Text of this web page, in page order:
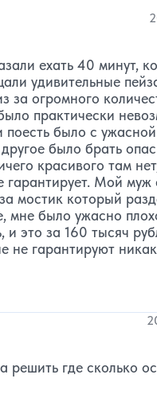
ехать 40 минут,
удивительные
за огромного
практически
было с
было брать
красивого там
гарантирует. Мой муж
мостик который
мне было ужасно
это за 160 тысяч
не гарантируют
где сколько